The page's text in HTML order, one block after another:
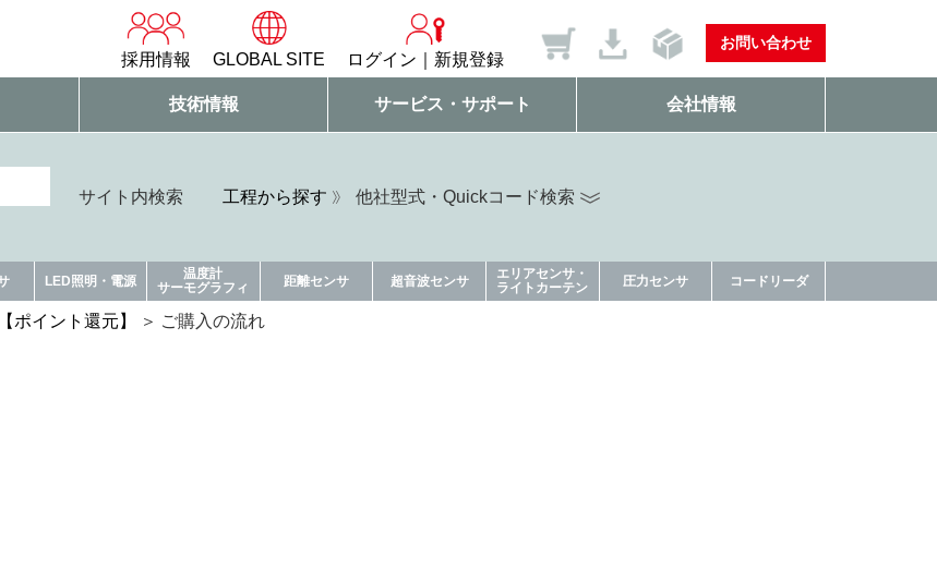
採用情報 GLOBAL SITE ログイン 新規登録
お問い合わせ
技術情報 サービス・サポート 会社情報
サイト内検索 工程から探す 他社型式・Quickコード検索
LED照明・電源
温度計
サーモグラフィ
距離センサ 超音波センサ
エリアセンサ・
ライトカーテン
圧力センサ コードリーダ
ポイント還元】 ご購入の流れ